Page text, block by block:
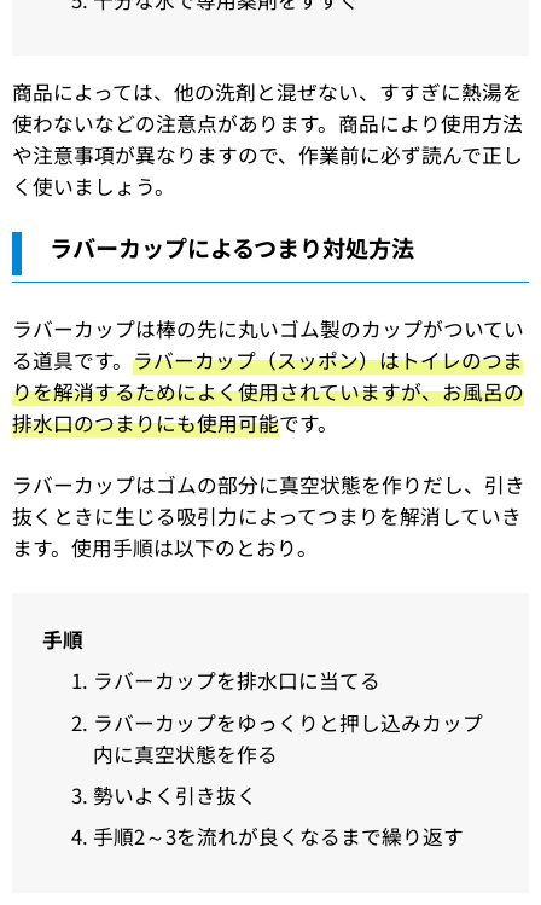
商品によっては、他の洗剤と混ぜない、すすぎに熱湯を
使わないなどの注意点があります。商品により使用方法
や注意事項が異なりますので、作業前に必ず読んで正し
く使いましょう。
ラバーカップによるつまり対処方法
ラバーカップは棒の先に丸いゴム製のカップがついてい
る道具です。 ラバーカップ（スッポン）はトイレのつま
りを解消するためによく使用されていますが、お風呂の
排水口のつまりにも使用可能です。
ラバーカップはゴムの部分に真空状態を作りだし、引き
抜くときに生じる吸引力によってつまりを解消していき
ます。使用手順は以下のとおり。
手順
ラバーカップを排水口に当てる
ラバーカップをゆっくりと押し込みカップ
内に真空状態を作る
勢いよく引き抜く
手順2～3を流れが良くなるまで繰り返す